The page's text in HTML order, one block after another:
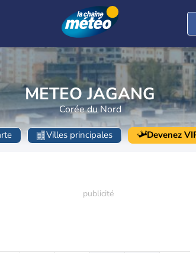
METEO JAGANG
Corée du Nord
Villes principales Devenez